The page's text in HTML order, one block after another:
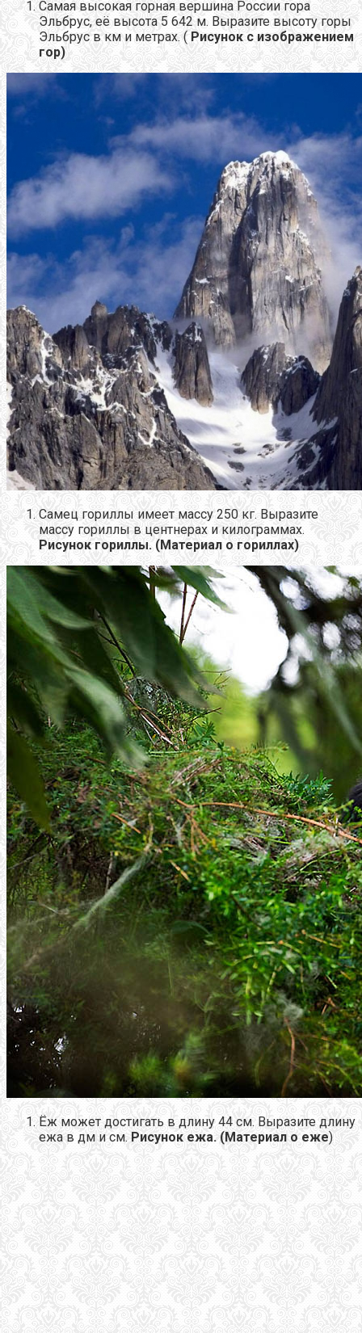
Самая высокая горная вершина России гора
Эльбрус, её высота 5 642 м. Выразите высоту горы
Эльбрус в км и метрах. ( Рисунок с изображением
гор)
Самец гориллы имеет массу 250 кг. Выразите
массу гориллы в центнерах и килограммах.
Рисунок гориллы. (Материал о гориллах)
Ёж может достигать в длину 44 см. Выразите длину
ежа в дм и см. Рисунок ежа. (Материал о еже)